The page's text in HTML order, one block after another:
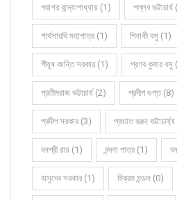
পরাশর বন্দ্যোপাধ্যায় (1) পল্লব
পার্থসারথি মহাপাত্র (1) পিনাকী বসু (1)
পীযূষ কান্তি সরকার (1) প্রণব কুমার বসু
প্রতীমরাজ ভট্টাচার্য (2) প্রদীপ গুপ্ত (8)
প্রদীপ সরকার (3) প্রভাত রঞ্জন
বনশ্রী রায় (1) বন্দনা পাত্র (1)
বাসুদেব সরকার (1) বিক্রম মন্ডল (0)